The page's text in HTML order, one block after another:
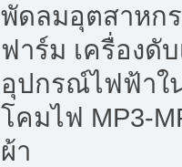
พัดลมอุตสาหก
ฟาร์ม เครื่องดั
อุปกรณ์ไฟฟ้าใ
โคมไฟ MP3-
ผ้า